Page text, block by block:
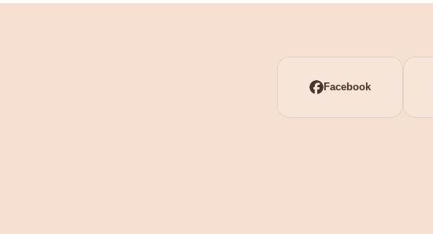
Facebook